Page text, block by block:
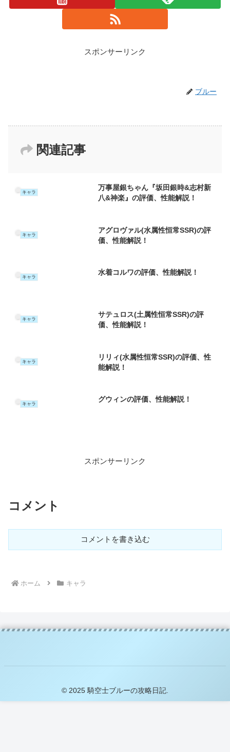
スポンサーリンク
ブルー
関連記事
キャラ
万事屋銀ちゃん『坂田銀時&志村新
八&神楽』の評価、性能解説！
キャラ
アグロヴァル(水属性恒常SSR)の評
価、性能解説！
キャラ
水着コルワの評価、性能解説！
キャラ
サテュロス(土属性恒常SSR)の評
価、性能解説！
キャラ
リリィ(水属性恒常SSR)の評価、性
能解説！
キャラ
グウィンの評価、性能解説！
スポンサーリンク
コメント
コメントを書き込む
ホーム キャラ
© 2025 騎空士ブルーの攻略日記.